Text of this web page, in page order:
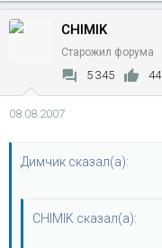
CHIMIK
Старожил форума
5 345 44
08.08.2007
Димчик сказал(а):
CHIMIK сказал(а):